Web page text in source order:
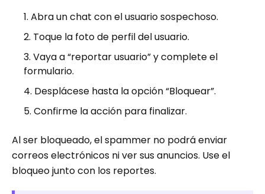
Abra un chat con el usuario sospechoso.
Toque la foto de perfil del usuario.
Vaya a “reportar usuario” y complete el
formulario.
Desplácese hasta la opción “Bloquear”.
Confirme la acción para finalizar.
Al ser bloqueado, el spammer no podrá enviar
correos electrónicos ni ver sus anuncios. Use el
bloqueo junto con los reportes.